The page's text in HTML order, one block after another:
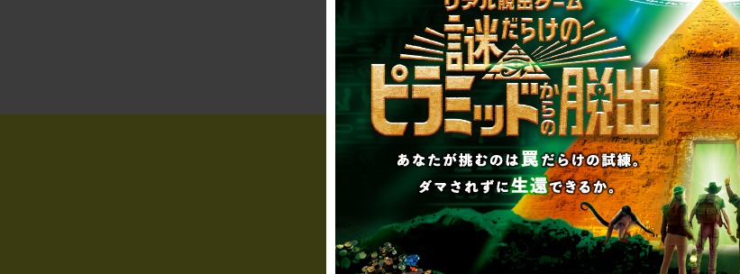
制作のご相談、コラボレーションなど、
お気軽にお問い合わせください。